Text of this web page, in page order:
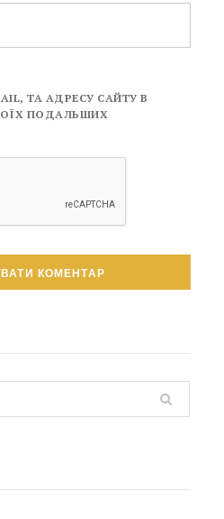
ТА АДРЕСУ САЙТУ В
ПОДАЛЬШИХ